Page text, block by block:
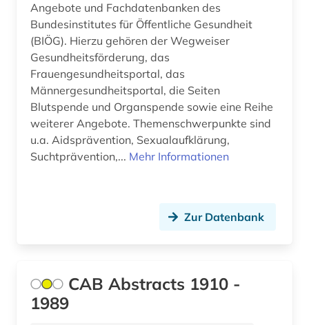
public health (1)
publikationsserver (1)
publishing network (1)
reaktorunfall (1)
religion (1)
sicherheit (1)
Angebote und Fachdatenbanken des
Bundesinstitutes für Öffentliche Gesundheit
(BIÖG). Hierzu gehören der Wegweiser
Gesundheitsförderung, das
Frauengesundheitsportal, das
Männergesundheitsportal, die Seiten
Blutspende und Organspende sowie eine Reihe
weiterer Angebote. Themenschwerpunkte sind
u.a. Aidsprävention, Sexualaufklärung,
Suchtprävention,... Mehr Informationen
Zur Datenbank
CAB Abstracts 1910 -
1989